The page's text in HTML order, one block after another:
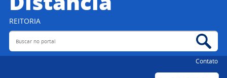
REITORIA
Buscar no portal
Contato